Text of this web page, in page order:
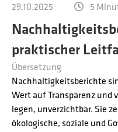
29.10.2025 5
praktischer
Übersetzung
Nachhaltigkeitsberichte
Wert auf Transparenz und
legen, unverzichtbar. Sie
ökologische, soziale und